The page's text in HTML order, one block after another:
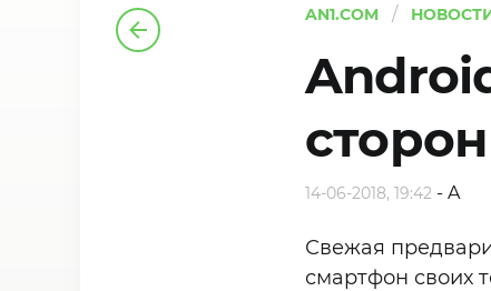
AN1.COM
14-06-2018, 19:42 -A
Свежая
смартфон своих